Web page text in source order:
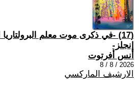
(17) -في ذكرى موت معلم البرولتاريا
إنجلز-
أنس أفرتوت
2026 / 8 / 8
الارشيف الماركسي